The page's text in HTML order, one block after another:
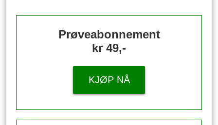
Prøveabonnement
kr 49,-
KJØP NÅ